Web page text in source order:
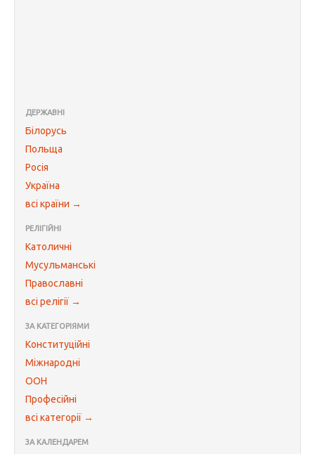
ДЕРЖАВНІ
Білорусь
Польща
Росія
Україна
всі країни →
РЕЛІГІЙНІ
Католичні
Мусульманські
Православні
всі релігії →
ЗА КАТЕГОРІЯМИ
Конституційні
Міжнародні
ООН
Професійні
всі категорії →
ЗА КАЛЕНДАРЕМ